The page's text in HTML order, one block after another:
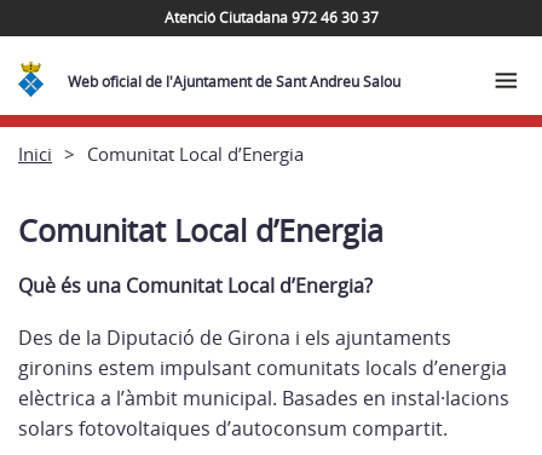
Atenció Ciutadana 972 46 30 37
Web oficial de l'Ajuntament de Sant Andreu Salou
Inici Comunitat Local d’Energia
Comunitat Local d’Energia
Què és una Comunitat Local d’Energia?
Des de la Diputació de Girona i els ajuntaments
gironins estem impulsant comunitats locals d’energia
elèctrica a l’àmbit municipal. Basades en instal·lacions
solars fotovoltaiques d’autoconsum compartit.